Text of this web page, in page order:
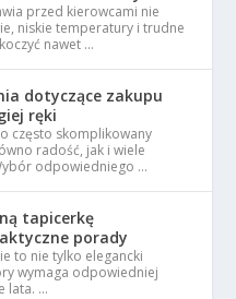
przed kierowcami nie
niskie temperatury i trudne
nawet …
dotyczące zakupu
ręki
często skomplikowany
radość, jak i wiele
odpowiedniego …
tapicerkę
porady
to nie tylko elegancki
wymaga odpowiedniej
lata. …